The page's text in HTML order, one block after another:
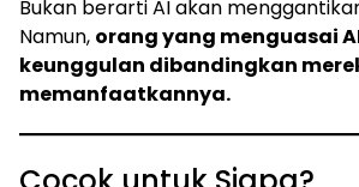
Bukan berarti AI akan
Namun, orang yang menguasai
keunggulan dibandingkan
memanfaatkannya.